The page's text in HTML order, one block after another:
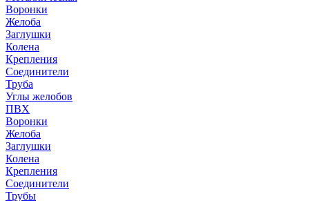
Воронки
Желоба
Заглушки
Колена
Крепления
Соединители
Труба
Углы желобов
ПВХ
Воронки
Желоба
Заглушки
Колена
Крепления
Соединители
Трубы